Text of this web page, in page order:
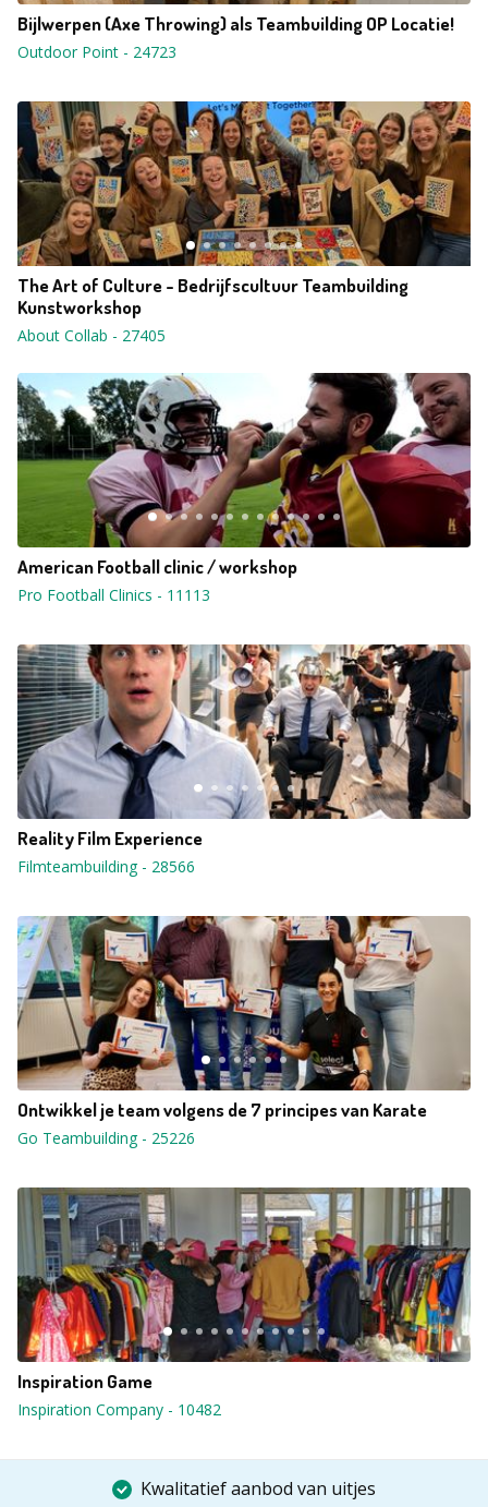
Bijlwerpen (Axe Throwing) als Teambuilding OP Locatie!
Outdoor Point - 24723
The Art of Culture - Bedrijfscultuur Teambuilding
Kunstworkshop
About Collab - 27405
American Football clinic / workshop
Pro Football Clinics - 11113
Reality Film Experience
Filmteambuilding- 28566
Ontwikkel je team volgens de 7 principes van Karate
Go Teambuilding- 25226
Inspiration Game
Inspiration Company - 10482
Kwalitatief aanbod van uitjes